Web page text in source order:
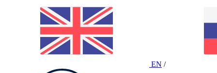
EN /